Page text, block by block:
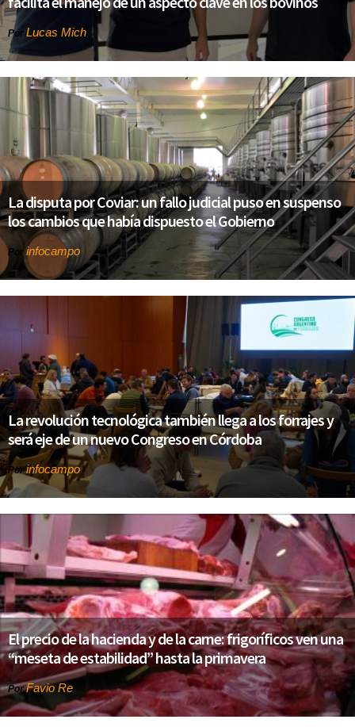
Por Lucas Mich
La disputa por Coviar: un fallo judicial puso en suspenso
los cambios que había dispuesto el Gobierno
Por infocampo
La revolución tecnológica también llega a los forrajes y
será eje de un nuevo Congreso en Córdoba
Porinfocampo
El precio de la hacienda y de la carne: frigoríficos ven una
“meseta de estabilidad” hasta la primavera
PorFavio Re